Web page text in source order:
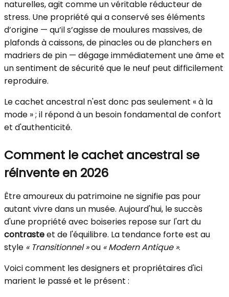
naturelles, agit comme un véritable réducteur de
stress. Une propriété qui a conservé ses éléments
d’origine — qu’il s’agisse de moulures massives, de
plafonds à caissons, de pinacles ou de planchers en
madriers de pin — dégage immédiatement une âme et
un sentiment de sécurité que le neuf peut difficilement
reproduire.
Le cachet ancestral n'est donc pas seulement « à la
mode » ; il répond à un besoin fondamental de confort
et d'authenticité.
Comment le cachet ancestral se
réinvente en 2026
Être amoureux du patrimoine ne signifie pas pour
autant vivre dans un musée. Aujourd'hui, le succès
d'une propriété avec boiseries repose sur l'art du
contrasteet de l'équilibre. La tendance forte est au
style « Transitionnel »ou « Modern Antique ».
Voici comment les designers et propriétaires d'ici
marient le passé et le présent :